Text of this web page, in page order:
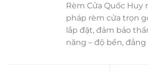
Rèm Cửa Quốc Huy
pháp rèm cửa trọn
lắp đặt, đảm bảo
năng – độ bền,